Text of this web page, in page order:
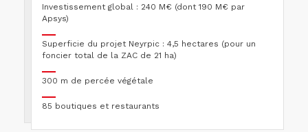
Investissement global : 240 M€ (dont 190 M€ par
Apsys)
Superficie du projet Neyrpic : 4,5 hectares (pour un
foncier total de la ZAC de 21 ha)
300 m de percée végétale
85 boutiques et restaurants